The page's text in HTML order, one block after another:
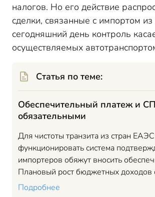
налогов. Но его действие
сделки, связанные с импортом
сегодняшний день контроль
осуществляемых
Статья по теме:
Обеспечительный платеж и
обязательными
Для чистоты транзита из стран
функционировать система
импортеров обяжут вносить
Плановый рост бюджетных доходов
Подробнее